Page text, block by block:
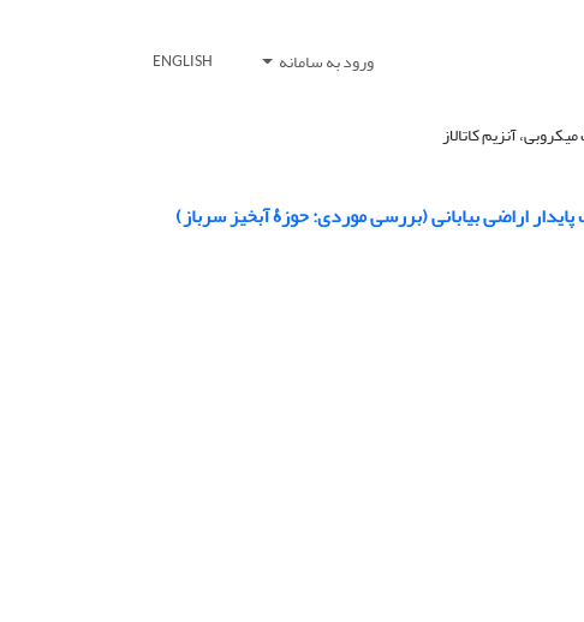
ورود به سامانه ENGLISH
آنزیم کاتالاز
اراضی بیابانی (بررسی موردی: حوزۀ آبخیز سرباز)